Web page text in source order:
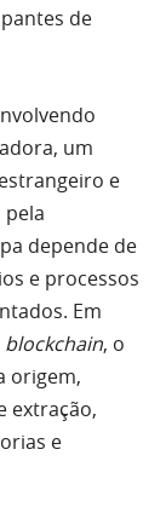
de
um
e
depende de
e processos
Em
blockchain, o
origem,
extração,
e